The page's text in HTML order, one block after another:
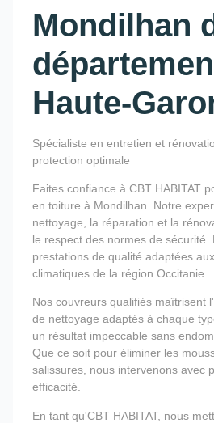
Mondilhan
Haute-
Spécialiste en entretien et
protection optimale
Faites confiance à CBT HABITAT
en toiture à Mondilhan. Notre
nettoyage, la réparation et la
le respect des normes de sécurité.
prestations de qualité adaptées
climatiques de la région Occitanie.
Nos couvreurs qualifiés maîtrisent
de nettoyage adaptés à chaque
un résultat impeccable sans
Que ce soit pour éliminer les
salissures, nous intervenons avec
efficacité.
En tant qu'CBT HABITAT, nous